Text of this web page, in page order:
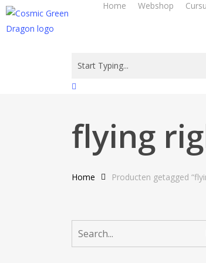
Skip
Home Webshop
Close
flying
Home Producten getagged